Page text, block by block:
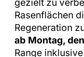
gezielt zu
Rasenflächen
Regeneration
ab Montag,
Range